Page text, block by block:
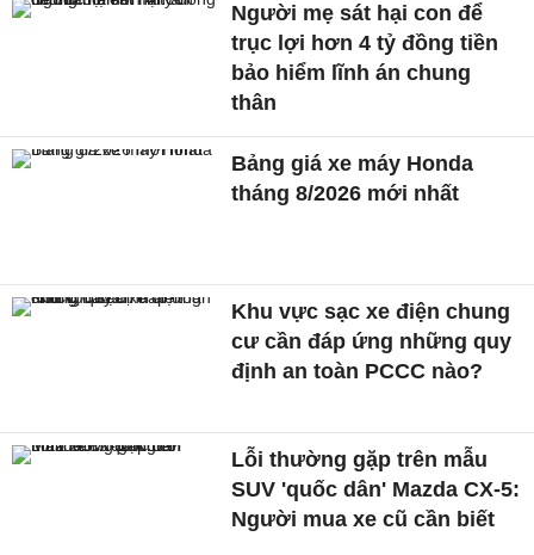
Người mẹ sát hại con để
trục lợi hơn 4 tỷ đồng tiền
bảo hiểm lĩnh án chung
thân
Bảng giá xe máy Honda
tháng 8/2026 mới nhất
Khu vực sạc xe điện chung
cư cần đáp ứng những quy
định an toàn PCCC nào?
Lỗi thường gặp trên mẫu
SUV 'quốc dân' Mazda CX-5:
Người mua xe cũ cần biết